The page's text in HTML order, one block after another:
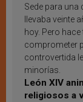
Sede para una
llevaba veinte
hoy. Pero
comprometer
controvertida
minorías.
León XIV
religiosos a